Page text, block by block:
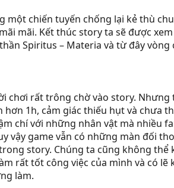
chiến tuyến chống lại kẻ thù
mãi. Kết thúc story ta sẽ được
Spiritus – Materia và từ đây
chơi rất trông chờ vào story.
1h, cảm giác thiếu hụt và chưa
chí với những nhân vật mà nhiều
vậy game vẫn có những màn đối
story. Chúng ta cũng không thể
rất tốt công việc của mình và có lẽ
làm.